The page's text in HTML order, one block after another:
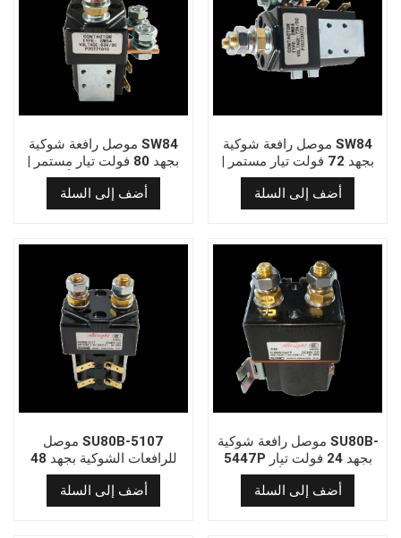
موصل رافعة شوكية SW84
بجهد 80 فولت تيار مستمر |
بديل عالي الأداء من ألبرايت |
مرحل كهربائي صيني الصنع
للرافعات الشوكية الثقيلة
أضف إلى السلة
موصل رافعة شوكية SW84
بجهد 72 فولت تيار مستمر |
مرحل كهربائي عالي الأداء
للرافعات الشوكية الثقيلة
أضف إلى السلة
موصل SU80B-5107
للرافعات الشوكية بجهد 48
فولت تيار مستمر | مرحل
أصلي من ألبرايت | مفتاح
كهربائي عالي التحمل
أضف إلى السلة
موصل رافعة شوكية SU80B-
5447P بجهد 24 فولت تيار
مستمر | مرحل أصلي من
ألبرايت | بديل مباشر للموديل
C29544C | مفتاح كهربائي
أضف إلى السلة